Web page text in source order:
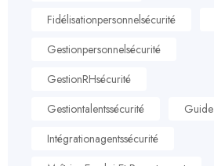
Fidélisationpersonnelsécurité
Gestionpersonnelsécurité
GestionRHsécurité
Gestiontalentssécurité
Guide
Intégrationagentssécurité